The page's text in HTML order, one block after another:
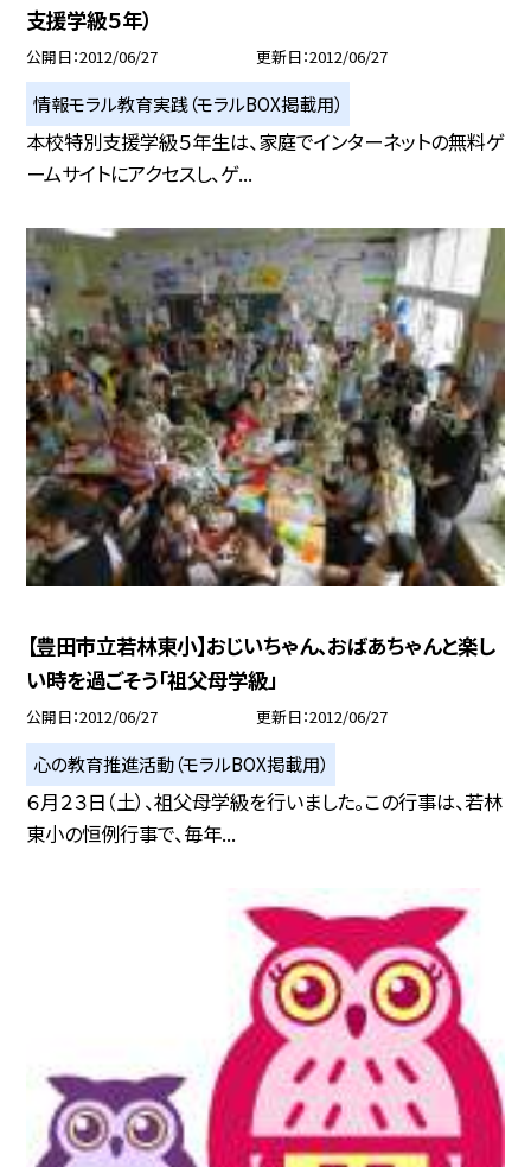
支援学級５年）
公開日 2012/06/27 更新日 2012/06/27
情報モラル教育実践（モラルBOX掲載用）
本校特別支援学級５年生は、家庭でインターネットの無料ゲ
ームサイトにアクセスし、ゲ...
【豊田市立若林東小】おじいちゃん、おばあちゃんと楽し
い時を過ごそう「祖父母学級」
公開日 2012/06/27 更新日 2012/06/27
心の教育推進活動（モラルBOX掲載用）
６月２３日（土）、祖父母学級を行いました。この行事は、若林
東小の恒例行事で、毎年...